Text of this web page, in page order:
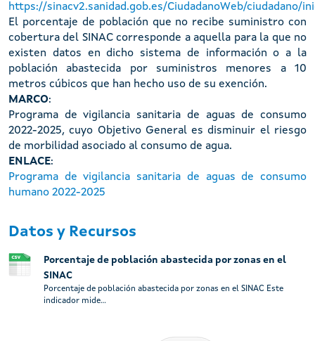
https://sinacv2.sanidad.gob.es/CiudadanoWeb/ciudadano/
El porcentaje de población que no recibe suministro con
cobertura del SINAC corresponde a aquella para la que no
existen datos en dicho sistema de información o a la
población abastecida por suministros menores a 10
metros cúbicos que han hecho uso de su exención.
MARCO:
Programa de vigilancia sanitaria de aguas de consumo
2022-2025, cuyo Objetivo General es disminuir el riesgo
de morbilidad asociado al consumo de agua.
ENLACE:
Programa de vigilancia sanitaria de aguas de consumo
humano 2022-2025
Datos y Recursos
Porcentaje de población abastecida por zonas en el
SINAC
Porcentaje de población abastecida por zonas en el SINAC Este
indicador mide...